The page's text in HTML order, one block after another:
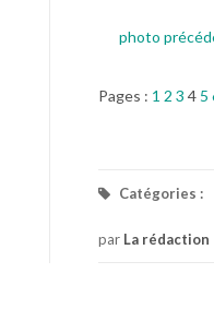
photo
Pages : 1 2 3 4 5
Catégories :
par La rédaction